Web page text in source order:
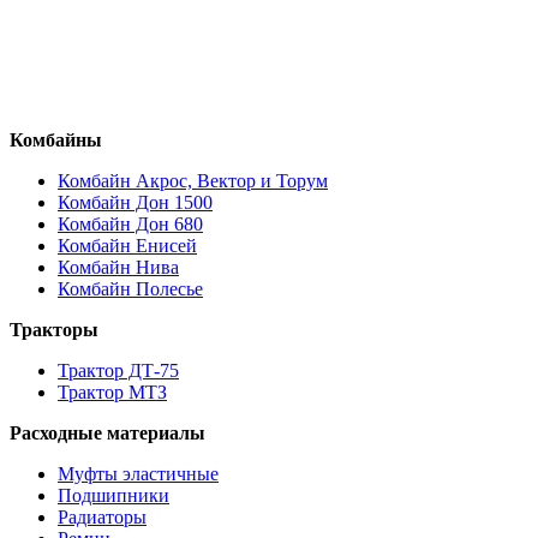
Комбайны
Комбайн Акрос, Вектор и Торум
Комбайн Дон 1500
Комбайн Дон 680
Комбайн Енисей
Комбайн Нива
Комбайн Полесье
Тракторы
Трактор ДТ-75
Трактор МТЗ
Расходные материалы
Муфты эластичные
Подшипники
Радиаторы